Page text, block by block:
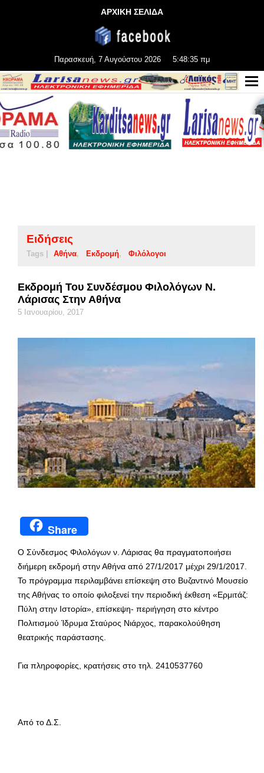
ΑΡΧΙΚΗ ΣΕΛΙΔΑ
Παρασκευή, 7 Αυγούστου 2026 5:48:35 πμ
Ειδήσεις
Tags | Αθήνα Εκδρομή Φιλόλογοι
Εκδρομή Του Συνδέσμου Φιλολόγων Ν.
Λάρισας Στην Αθήνα
5 Ιανουαρίου, 2017
Share
Ο Σύνδεσμος Φιλολόγων ν. Λάρισας θα πραγματοποιήσει
διήμερη εκδρομή στην Αθήνα από 27/1/2017 μέχρι 29/1/2017.
Το πρόγραμμα περιλαμβάνει επίσκεψη στο Βυζαντινό Μουσείο
της Αθήνας το οποίο φιλοξενεί την περιοδική έκθεση «Ερμιτάζ:
Πύλη στην Ιστορία», επίσκεψη- περιήγηση στο κέντρο
Πολιτισμού Ίδρυμα Σταύρος Νιάρχος, παρακολούθηση
θεατρικής παράστασης.
Για πληροφορίες, κρατήσεις στο τηλ. 2410537760
Από το Δ.Σ.